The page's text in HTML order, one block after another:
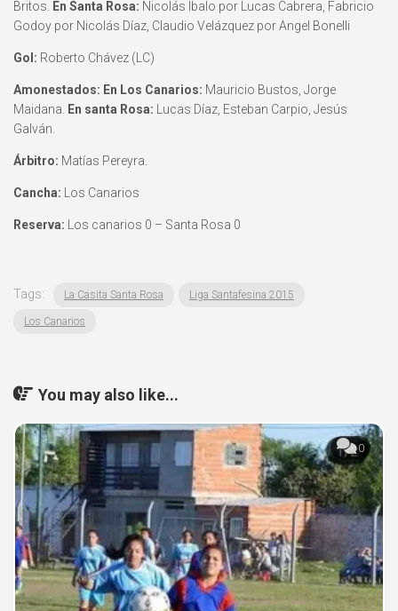
Britos. En Santa Rosa: Nicolás Ibalo por Lucas Cabrera, Fabricio
Godoy por Nicolás Díaz, Claudio Velázquez por Angel Bonelli
Gol: Roberto Chávez (LC)
Amonestados: En Los Canarios: Mauricio Bustos, Jorge
Maidana. En santa Rosa: Lucas Díaz, Esteban Carpio, Jesús
Galván.
Árbitro: Matías Pereyra.
Cancha: Los Canarios
Reserva: Los canarios 0 – Santa Rosa 0
Tags: La Casita Santa Rosa Liga Santafesina 2015
Los Canarios
You may also like...
0